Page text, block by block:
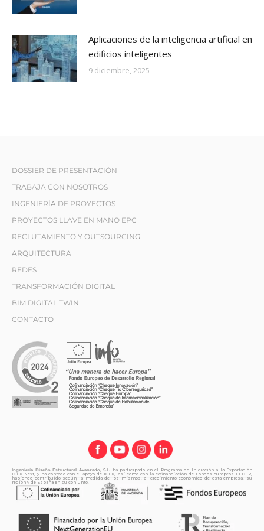
Aplicaciones de la inteligencia artificial en
edificios inteligentes
9 diciembre, 2025
DOSSIER DE PRESENTACIÓN
TRABAJA CON NOSOTROS
INGENIERÍA DE PROYECTOS
PROYECTOS LLAVE EN MANO EPC
RECLUTAMIENTO Y OUTSOURCING
ARQUITECTURA
REDES
TRANSFORMACIÓN DIGITAL
BIM DIGITAL TWIN
CONTACTO
Ingeniería Diseño Estructural Avanzado, S.L. ha participado en el Programa de Iniciación a la Exportación
ICEX-Next, y ha contado con el apoyo de ICEX, así como con la cofinanciación de Fondos europeos FEDER,
habiendo contribuido según la medida de los mismos, al crecimiento económico de esta empresa, su
región y de España en su conjunto.